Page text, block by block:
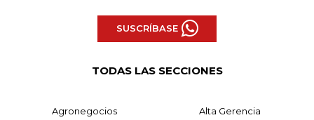
SUSCRÍBASE
TODAS LAS SECCIONES
Agronegocios Alta Gerencia